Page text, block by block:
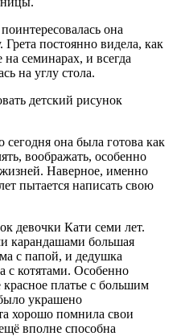
она
постоянно видела, как
семинарах, и всегда
на углу стола.
детский рисунок
она была готова как
воображать, особенно
жизней. Наверное, именно
пытается написать свою
девочки Кати семи лет.
карандашами большая
с папой, и дедушка
с котятами. Особенно
красное платье с большим
украшено
хорошо помнила свои
вполне способна